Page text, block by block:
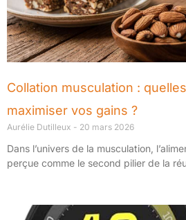
Collation musculation :
maximiser vos gains ?
Aurélie Dutilleux 20 mars 2026
Dans l’univers de la musculation,
perçue comme le second pilier de la